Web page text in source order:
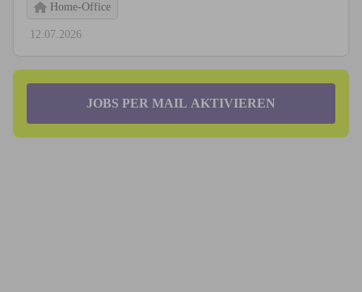
Home-Office
12.07.2026
JOBS PER MAIL AKTIVIEREN